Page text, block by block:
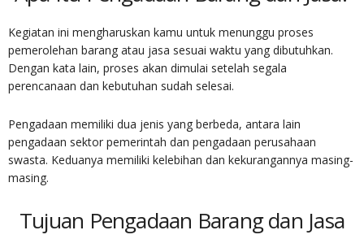
Kegiatan ini mengharuskan kamu untuk menunggu proses
pemerolehan barang atau jasa sesuai waktu yang dibutuhkan.
Dengan kata lain, proses akan dimulai setelah segala
perencanaan dan kebutuhan sudah selesai.
Pengadaan memiliki dua jenis yang berbeda, antara lain
pengadaan sektor pemerintah dan pengadaan perusahaan
swasta. Keduanya memiliki kelebihan dan kekurangannya masing-
masing.
Tujuan Pengadaan Barang dan Jasa